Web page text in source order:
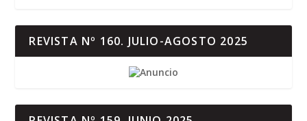
REVISTA Nº 160. JULIO-AGOSTO 2025